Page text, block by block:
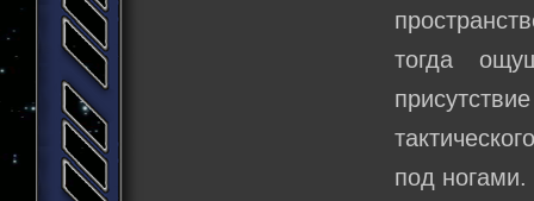
тогда
под ногами.